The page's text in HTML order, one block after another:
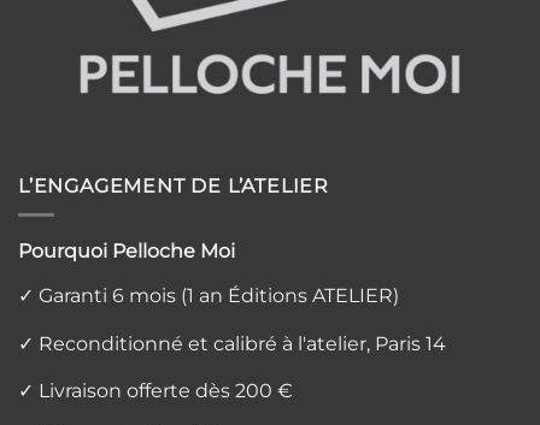
L’ENGAGEMENT DE L’ATELIER
Pourquoi Pelloche Moi
✓ Garanti 6 mois (1 an Éditions ATELIER)
✓ Reconditionné et calibré à l'atelier, Paris 14
✓ Livraison offerte dès 200 €